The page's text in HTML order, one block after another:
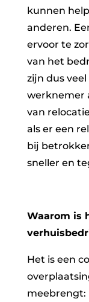
kunnen
anderen.
ervoor te
van het
zijn dus
werknemer
van
als er een
bij
sneller en
Waarom is
Het is een
meebrengt: